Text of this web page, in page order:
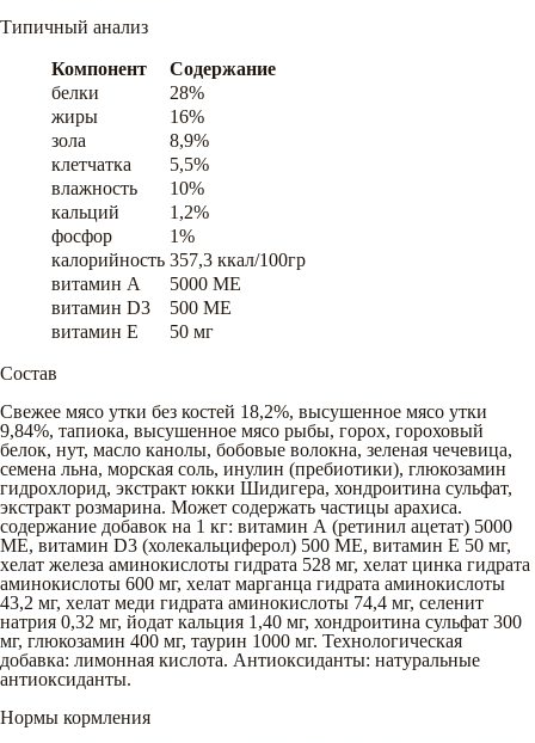
Типичный анализ
Компонент
Содержание
белки
28%
жиры
16%
зола
8,9%
клетчатка
5,5%
влажность
10%
кальций
1,2%
фосфор
1%
калорийность 357,3 ккал/100гр
витамин A
5000 ME
витамин D3
500 ME
витамин E
50 мг
Состав
Свежее мясо утки без костей 18,2%, высушенное мясо утки
9,84%, тапиока, высушенное мясо рыбы, горох, гороховый
белок, нут, масло канолы, бобовые волокна, зеленая чечевица,
семена льна, морская соль, инулин (пребиотики), глюкозамин
гидрохлорид, экстракт юкки Шидигера, хондроитина сульфат,
экстракт розмарина. Может содержать частицы арахиса.
содержание добавок на 1 кг: витамин А (ретинил ацетат) 5000
МЕ, витамин D3 (холекальциферол) 500 МЕ, витамин Е 50 мг,
хелат железа аминокислоты гидрата 528 мг, хелат цинка гидрата
аминокислоты 600 мг, хелат марганца гидрата аминокислоты
43,2 мг, хелат меди гидрата аминокислоты 74,4 мг, селенит
натрия 0,32 мг, йодат кальция 1,40 мг, хондроитина сульфат 300
мг, глюкозамин 400 мг, таурин 1000 мг. Технологическая
добавка: лимонная кислота. Антиоксиданты: натуральные
антиоксиданты.
Нормы кормления